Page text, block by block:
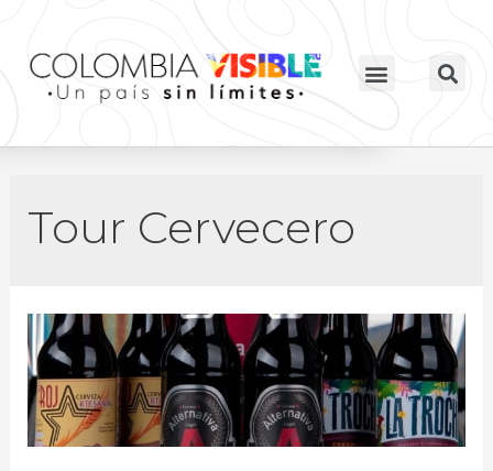
Tour Cervecero